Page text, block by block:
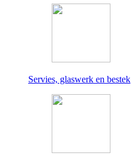
Servies, glaswerk en bestek